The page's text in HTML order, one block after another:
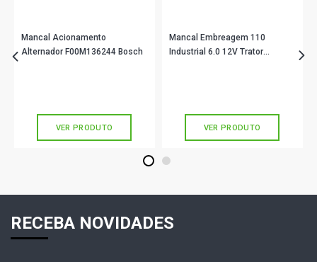
Mancal Acionamento
Alternador F00M136244 Bosch
VER PRODUTO
Mancal Embreagem 110
Industrial 6.0 12V Trator
VER PRODUTO
1 2
RECEBA NOVIDADES